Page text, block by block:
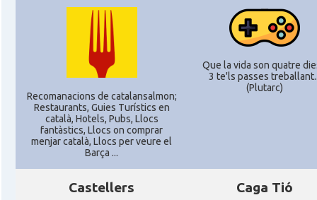
Catalans a SEATTLE
California, USA
CAMON Catalans a TAMPA
CAMON
CAMON Catalans a UTAH
Recomanacions de catalansalmon;
Restaurants, Guies Turístics en
català, Hotels, Pubs, Llocs
fantàstics, Llocs on comprar
menjar català, Llocs per veure el
Barça ...
Que la vida son quatre
3 te'ls passes
(Plutarc)
Castellers Caga Tió